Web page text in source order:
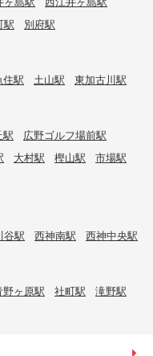
駅 別府駅
住駅 土山駅 東加古川駅
駅
広野ゴルフ場前駅
大村駅 樫山駅
市場駅
谷駅 西神南駅 西神中央駅
野ヶ原駅 社町駅
滝野駅